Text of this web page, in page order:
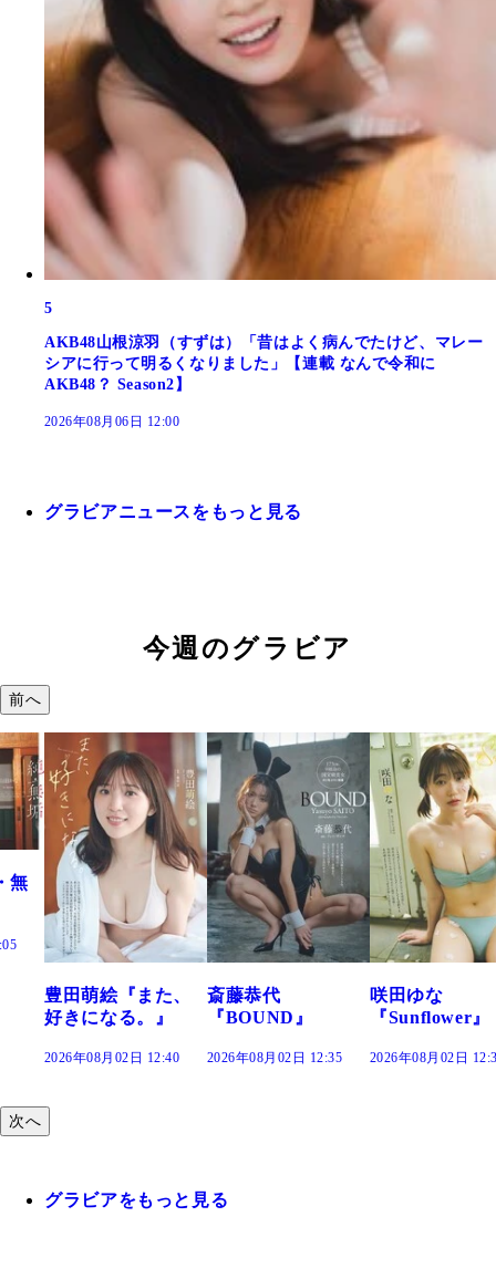
5
AKB48山根涼羽（すずは）「昔はよく病んでたけど、マレー
シアに行って明るくなりました」【連載 なんで令和に
AKB48？ Season2】
2026年08月06日 12:00
グラビアニュースをもっと見る
今週のグラビア
前へ
斎藤恭代
『BOUND』
2026年08月02日 12:35
咲田ゆな
『Sunflower』
2026年08月02日 12:30
藤水咲桜『花
だまり』
2026年08月02日
次へ
グラビアをもっと見る